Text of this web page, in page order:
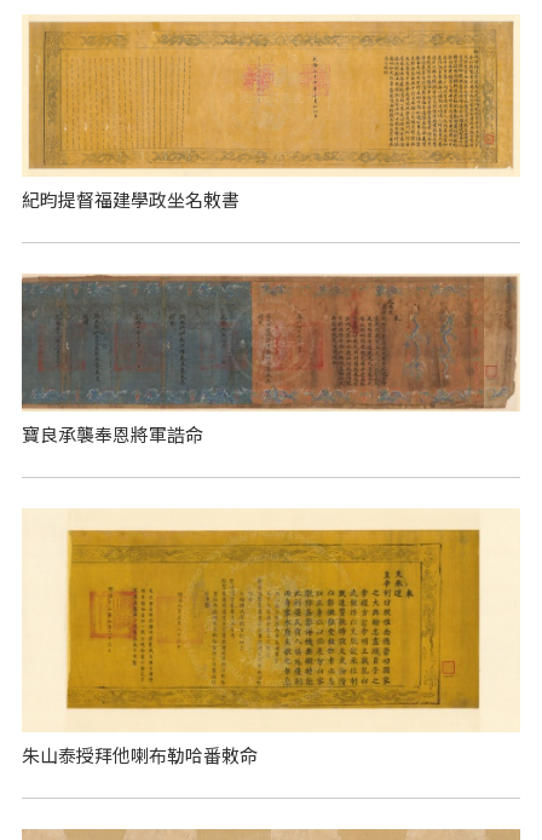
紀昀提督福建學政坐名敕書
寶良承襲奉恩將軍誥命
朱山泰授拜他喇布勒哈番敕命